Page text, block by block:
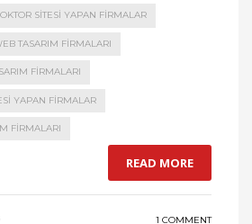
SITESI YAPAN FIRMALAR
TASARIM FIRMALARI
FIRMALARI
YAPAN FIRMALAR
FIRMALARI
READ MORE
1 COMMENT